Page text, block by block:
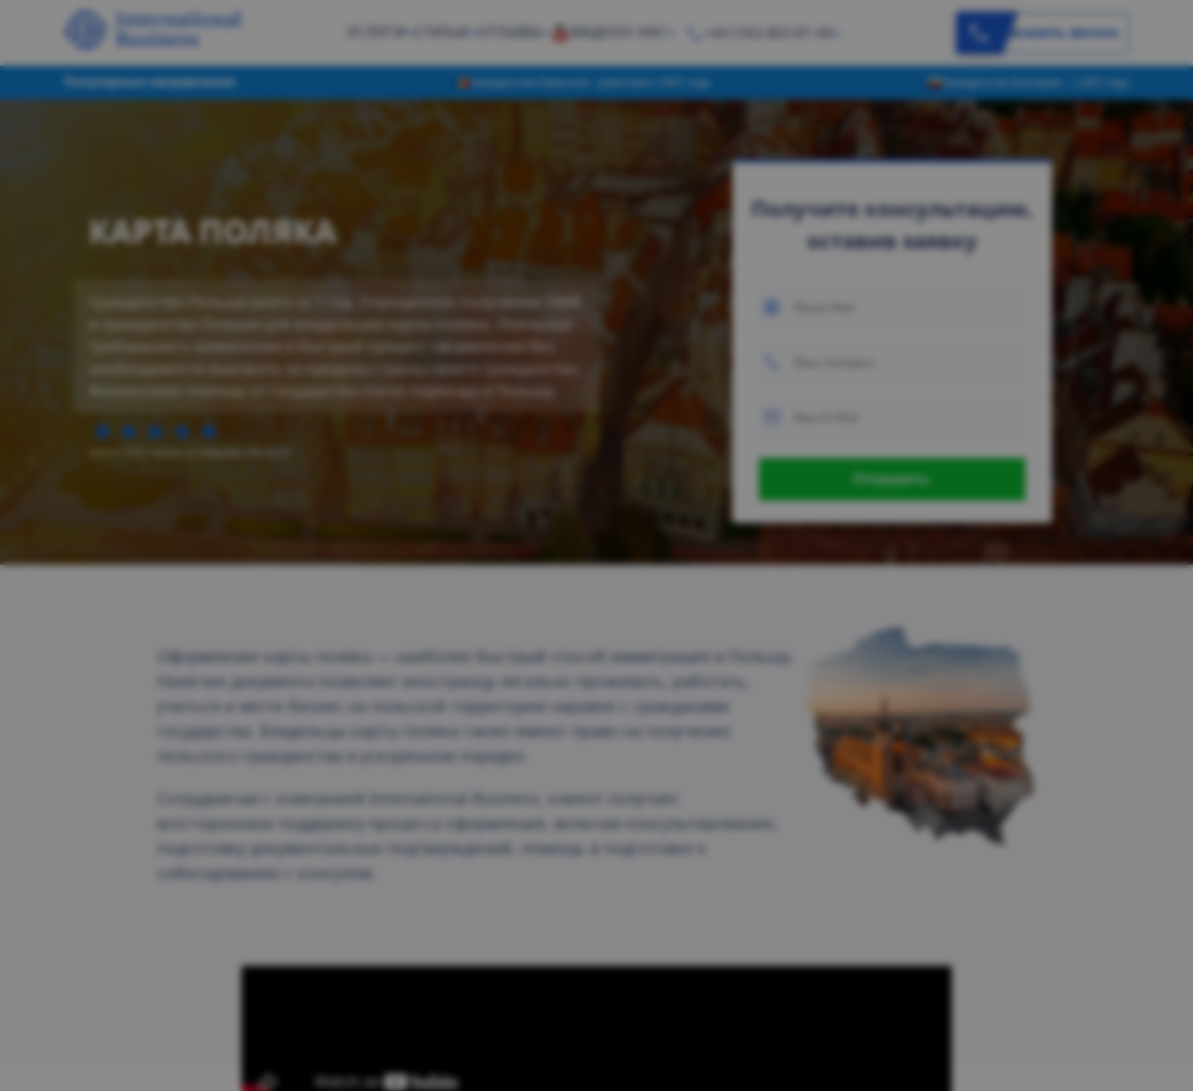
ВИДЕО Заказать звонок
Популярные направления: Гражданство Румынии - работаем с 2001 года Гражданство Болгарии - с 2007 года
КАРТА ПОЛЯКА
Гражданство Польши всего за 1 год. Упрощенное получение ПМЖ
и гражданства Польши для владельцев карты поляка. Лояльные
требования к заявителям и быстрый процесс оформления без
необходимости выезжать за пределы страны своего гражданства.
Финансовая помощь от государства после переезда в Польшу.
Получите консультацию,
оставив заявку
Оформление карты поляка — наиболее быстрый способ иммиграция в Польшу.
Наличие документа позволяет иностранцу легально проживать, работать,
учиться и вести бизнес на польской территории наравне с гражданами
государства. Владельцы карты поляка также имеют право на получение
польского гражданства в ускоренном порядке.
Сотрудничая с компанией International Business, клиент получает
всестороннюю поддержку процесса оформления, включая консультирование,
подготовку документальных подтверждений, помощь в подготовке к
собеседованию с консулом.